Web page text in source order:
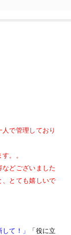
で管理しており
。。
どございました
、とても嬉しいで
して！」
「役に立